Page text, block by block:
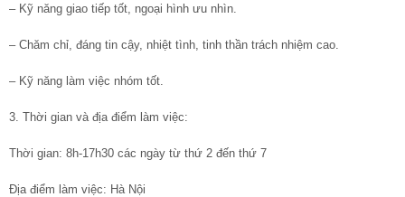
– Kỹ năng giao tiếp tốt, ngoại hình ưu nhìn.
– Chăm chỉ, đáng tin cậy, nhiệt tình, tinh thần trách nhiệm cao.
– Kỹ năng làm việc nhóm tốt.
3. Thời gian và địa điểm làm việc:
Thời gian: 8h-17h30 các ngày từ thứ 2 đến thứ 7
Địa điểm làm việc: Hà Nội